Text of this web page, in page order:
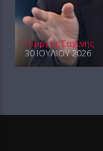
Γιώργος Σαχίνης
30 ΙΟΥΛΊΟΥ 2026